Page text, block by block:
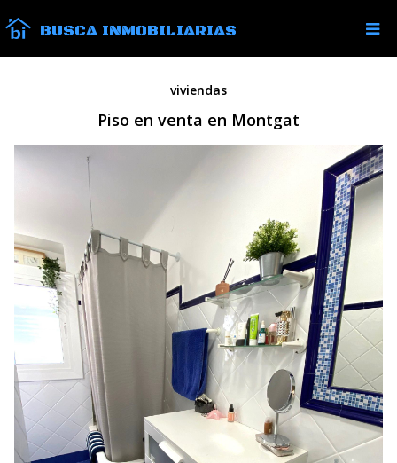
BUSCA INMOBILIARIAS
viviendas
Piso en venta en Montgat